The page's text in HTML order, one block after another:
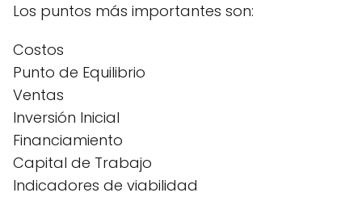
Los puntos más importantes son:
Costos
Punto de Equilibrio
Ventas
Inversión Inicial
Financiamiento
Capital de Trabajo
Indicadores de viabilidad